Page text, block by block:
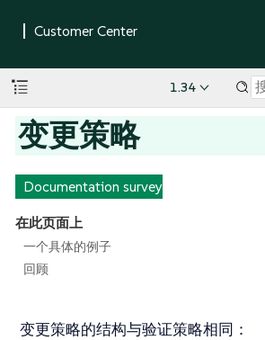
1.34
变更策略
Documentation survey
在此页面上
一个具体的例子
回顾
变更策略的结构与验证策略相同：